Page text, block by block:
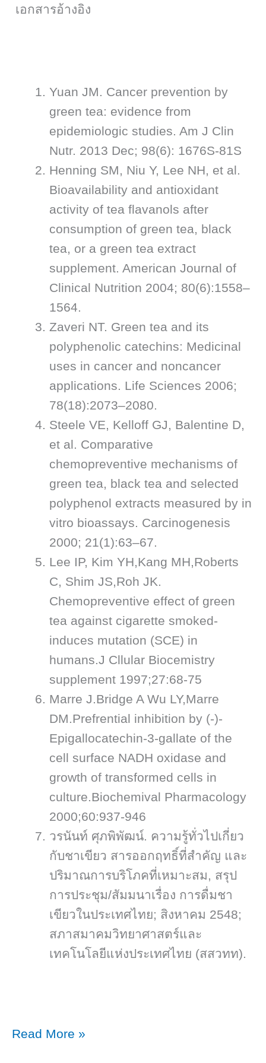
เอกสารอ้างอิง
Yuan JM. Cancer prevention by
green tea: evidence from
epidemiologic studies. Am J Clin
Nutr. 2013 Dec; 98(6): 1676S-81S
Henning SM, Niu Y, Lee NH, et al.
Bioavailability and antioxidant
activity of tea flavanols after
consumption of green tea, black
tea, or a green tea extract
supplement. American Journal of
Clinical Nutrition 2004; 80(6):1558–
1564.
Zaveri NT. Green tea and its
polyphenolic catechins: Medicinal
uses in cancer and noncancer
applications. Life Sciences 2006;
78(18):2073–2080.
Steele VE, Kelloff GJ, Balentine D,
et al. Comparative
chemopreventive mechanisms of
green tea, black tea and selected
polyphenol extracts measured by in
vitro bioassays. Carcinogenesis
2000; 21(1):63–67.
Lee IP, Kim YH,Kang MH,Roberts
C, Shim JS,Roh JK.
Chemopreventive effect of green
tea against cigarette smoked-
induces mutation (SCE) in
humans.J Cllular Biocemistry
supplement 1997;27:68-75
Marre J.Bridge A Wu LY,Marre
DM.Prefrential inhibition by (-)-
Epigallocatechin-3-gallate of the
cell surface NADH oxidase and
growth of transformed cells in
culture.Biochemival Pharmacology
2000;60:937-946
วรนันท์ ศุภพิพัฒน์. ความรู้ทั่วไปเกี่ยว
กับชาเขียว สารออกฤทธิ์ที่สำคัญ และ
ปริมาณการบริโภคที่เหมาะสม, สรุป
การประชุม/สัมมนาเรื่อง การดื่มชา
เขียวในประเทศไทย; สิงหาคม 2548;
สภาสมาคมวิทยาศาสตร์และ
เทคโนโลยีแห่งประเทศไทย (สสวทท).
ดื่ม
Read More »